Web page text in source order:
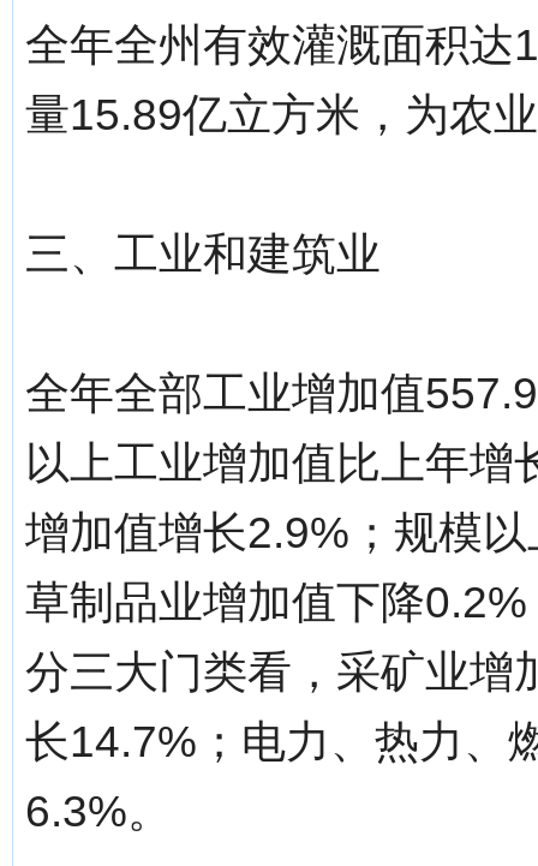
全年全州有效灌溉面积达
量15.89亿立方米，为农
三、工业和建筑业
全年全部工业增加值
以上工业增加值比上年增
增加值增长2.9%；规模
草制品业增加值下降
分三大门类看，采矿业增
长14.7%；电力、热力、
6.3%。